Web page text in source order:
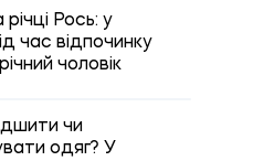
річці Рось: у
час відпочинку
чоловік
чи
одяг? У